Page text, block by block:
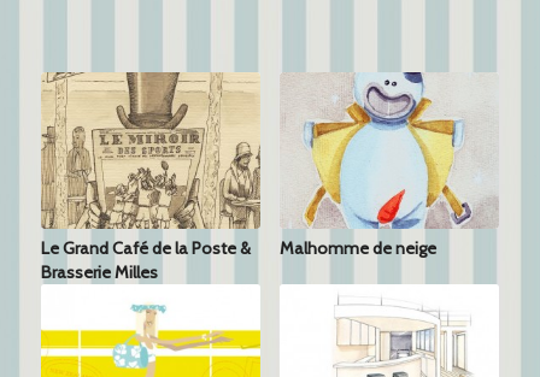
Le Grand Café de la Poste &
Brasserie Milles
Malhomme de neige